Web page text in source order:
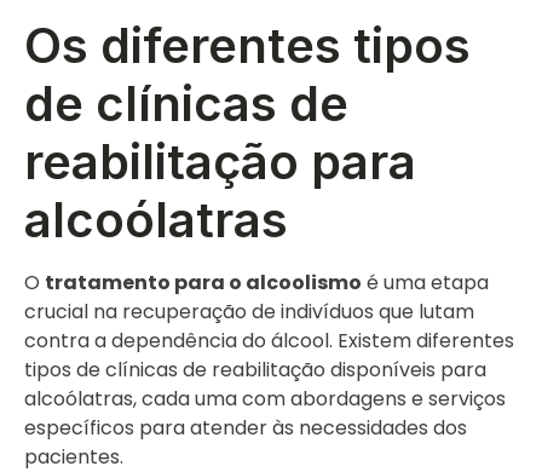
Os diferentes tipos
de clínicas de
reabilitação para
alcoólatras
O tratamento para o alcoolismo é uma etapa
crucial na recuperação de indivíduos que lutam
contra a dependência do álcool. Existem diferentes
tipos de clínicas de reabilitação disponíveis para
alcoólatras, cada uma com abordagens e serviços
específicos para atender às necessidades dos
pacientes.